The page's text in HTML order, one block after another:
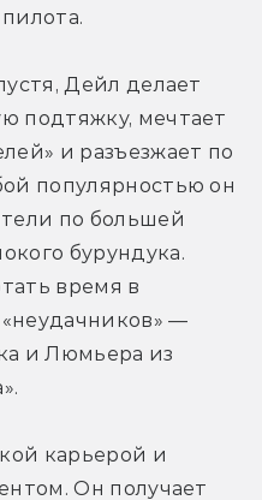
Дейл делает
подтяжку, мечтает
и разъезжает по
популярностью он
по большей
бурундука.
время в
—
и Люмьера из
карьерой и
Он получает